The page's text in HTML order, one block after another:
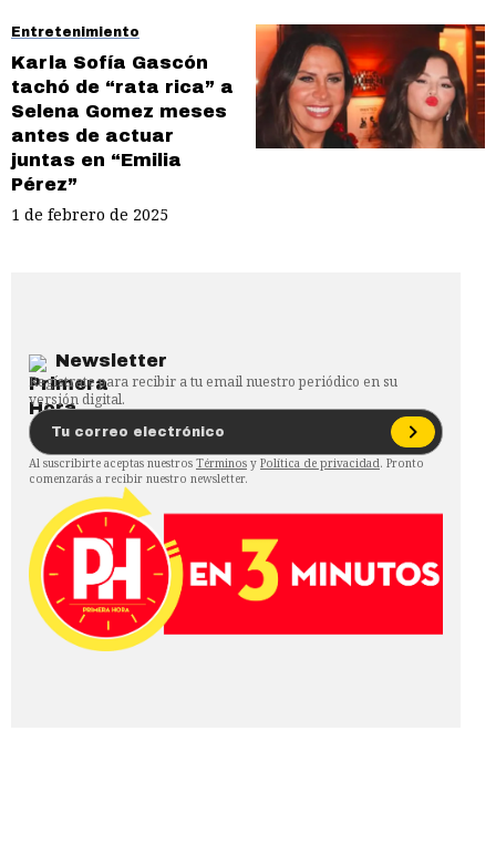
Entretenimiento
Karla Sofía Gascón
tachó de “rata rica” a
Selena Gomez meses
antes de actuar
juntas en “Emilia
Pérez”
1 de febrero de 2025
Newsletter
Regístrate para recibir a tu email nuestro periódico en su
versión digital.
Al suscribirte aceptas nuestros Términos y Política de privacidad. Pronto
comenzarás a recibir nuestro newsletter.